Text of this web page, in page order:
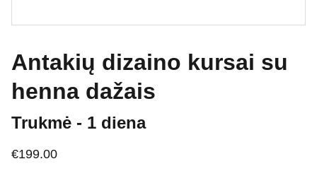
Antakių dizaino kursai su
henna dažais
Trukmė - 1 diena
€199.00